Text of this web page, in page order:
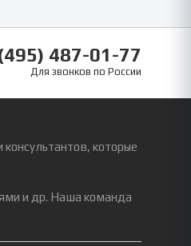
487-01-77
Для звонков по России
которые
и др. Наша команда